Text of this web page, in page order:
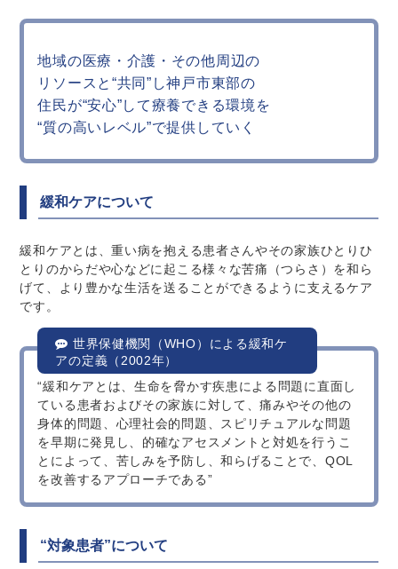
地域の医療・介護・その他周辺の
リソースと“共同”し神戸市東部の
住民が“安心”して療養できる環境を
“質の高いレベル”で提供していく
緩和ケアについて
緩和ケアとは、重い病を抱える患者さんやその家族ひとりひ
とりのからだや心などに起こる様々な苦痛（つらさ）を和ら
げて、より豊かな生活を送ることができるように支えるケア
です。
世界保健機関（WHO）による緩和ケ
アの定義（2002年）
“緩和ケアとは、生命を脅かす疾患による問題に直面し
ている患者およびその家族に対して、痛みやその他の
身体的問題、心理社会的問題、スピリチュアルな問題
を早期に発見し、的確なアセスメントと対処を行うこ
とによって、苦しみを予防し、和らげることで、QOL
を改善するアプローチである”
“対象患者”について